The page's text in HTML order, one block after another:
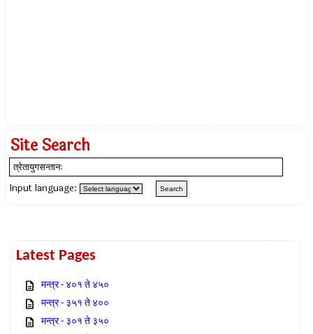
Site Search
Input language:
Latest Pages
मन्त्र - ४०१ ते ४५०
मन्त्र - ३५१ ते ४००
मन्त्र - ३०१ ते ३५०